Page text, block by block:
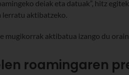
deiak eta datuak”, hitz
lerratu aktibatzeko.
mugikorrak aktibatua izango du orain
roamingaren